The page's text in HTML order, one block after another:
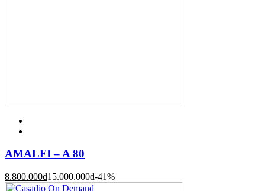
AMALFI – A 80
8.800.000đ15.000.000đ-41%